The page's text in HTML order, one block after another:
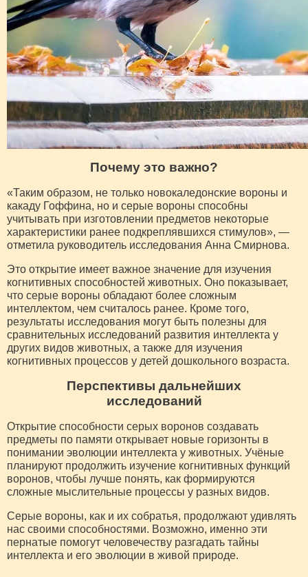
Почему это важно?
«Таким образом, не только новокаледонские вороны и
какаду Гоффина, но и серые вороны способны
учитывать при изготовлении предметов некоторые
характеристики ранее подкреплявшихся стимулов», —
отметила руководитель исследования Анна Смирнова.
Это открытие имеет важное значение для изучения
когнитивных способностей животных. Оно показывает,
что серые вороны обладают более сложным
интеллектом, чем считалось ранее. Кроме того,
результаты исследования могут быть полезны для
сравнительных исследований развития интеллекта у
других видов животных, а также для изучения
когнитивных процессов у детей дошкольного возраста.
Перспективы дальнейших
исследований
Открытие способности серых воронов создавать
предметы по памяти открывает новые горизонты в
понимании эволюции интеллекта у животных. Учёные
планируют продолжить изучение когнитивных функций
воронов, чтобы лучше понять, как формируются
сложные мыслительные процессы у разных видов.
Серые вороны, как и их собратья, продолжают удивлять
нас своими способностями. Возможно, именно эти
пернатые помогут человечеству разгадать тайны
интеллекта и его эволюции в живой природе.